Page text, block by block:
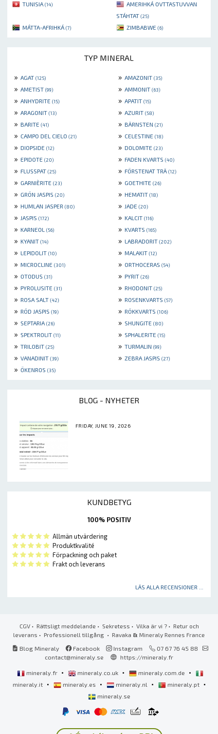
TUNISIA (14)
AMERIHKÁ OVTTASTUVVAN
STÁHTAT (25)
MÁTTA-AFRIHKÁ (7) ZIMBABWE (6)
TYP MINERAL
» AGAT (125) » AMAZONIT (35)
» AMETIST (99) » AMMONIT (63)
» ANHYDRITE (15) » APATIT (15)
» ARAGONIT (13) » AZURIT (58)
» BARITE (41) » BÄRNSTEN (21)
» CAMPO DEL CIELO (21) » CELESTINE (18)
» DIOPSIDE (12) » DOLOMITE (23)
» EPIDOTE (20) » FADEN KVARTS (40)
» FLUSSPAT (25) » FÖRSTENAT TRÄ (12)
» GARNIÈRITE (23) » GOETHITE (26)
» GRÖN JASPIS (20) » HEMATIT (18)
» HUMLAN JASPER (80) » JADE (20)
» JASPIS (172) » KALCIT (116)
» KARNEOL (56) » KVARTS (165)
» KYANIT (14) » LABRADORIT (202)
» LEPIDOLIT (10) » MALAKIT (12)
» MICROCLINE (301) » ORTHOCERAS (54)
» OTODUS (31) » PYRIT (26)
» PYROLUSITE (31) » RHODONIT (25)
» ROSA SALT (42) » ROSENKVARTS (57)
» RÖD JASPIS (19) » RÖKKVARTS (106)
» SEPTARIA (26) » SHUNGITE (80)
» SPEKTROLIT (11) » SPHALERITE (15)
» TRILOBIT (25) » TURMALIN (99)
» VANADINIT (39) » ZEBRA JASPIS (27)
» ÖKENROS (35)
BLOG - NYHETER
FRIDAY, JUNE 19, 2026
KUNDBETYG
100% POSITIV
Allmän utvärdering
Produktkvalité
Förpackning och paket
Frakt och leverans
LÄS ALLA RECENSIONER ...
CGV• Rättsligt meddelande • Sekretess • Vilka är vi ?• Retur och
leverans • Professionell tillgång • Ravaka & Mineraly Rennes France
Blog Mineraly
Facebook Instagram
07 67 76 45 88
contact@mineraly.se
https://mineraly.fr
mineraly.fr • mineraly.co.uk • mineraly.com.de •
mineraly.it • mineraly.es • mineraly.nl • mineraly.pt •
mineraly.se